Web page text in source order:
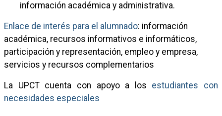
información académica y administrativa.
Enlace de interés para el alumnado: información
académica, recursos informativos e informáticos,
participación y representación, empleo y empresa,
servicios y recursos complementarios
La UPCT cuenta con apoyo a los estudiantes con
necesidades especiales